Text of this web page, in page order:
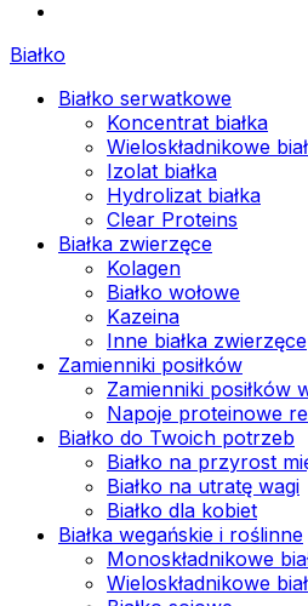
Białko
Białko serwatkowe
Koncentrat białka
Wieloskładnikowe
Izolat białka
Hydrolizat białka
Clear Proteins
Białka zwierzęce
Kolagen
Białko wołowe
Kazeina
Inne białka zwierzęce
Zamienniki posiłków
Zamienniki posiłków
Napoje proteinowe
Białko do Twoich potrzeb
Białko na przyrost
Białko na utratę wagi
Białko dla kobiet
Białka wegańskie i roślinne
Monoskładnikowe
Wieloskładnikowe